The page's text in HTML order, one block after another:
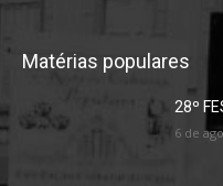
Matérias populares
28º
6 de